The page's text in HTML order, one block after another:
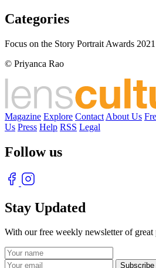
Categories
Focus on the Story Portrait Awards 2021
© Priyanca Rao
Magazine Explore Contact About Us
Us Press Help RSS Legal
Follow us
Stay Updated
With our free weekly newsletter of great